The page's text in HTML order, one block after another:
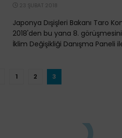
23 ŞUBAT 2018
Japonya Dışişleri Bakanı Taro
2018'den bu yana 8.
İklim Değişikliği Danışma Paneli
1 2 3